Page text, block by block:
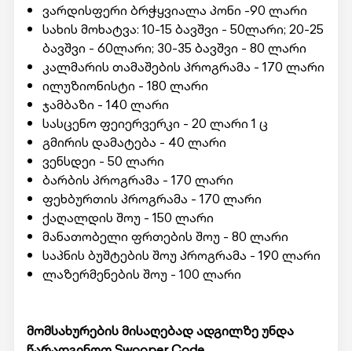
ვარდისფერი ბრჭყვიალა პონი -90 ლარი
სახის მოხატვა: 10-15 ბავშვი - 50ლარი; 20-25
ბავშვი - 60ლარი; 30-35 ბავშვი - 80 ლარი
კალმარის თამაშების პროგრამა - 170 ლარი
ილუზიონისტი - 180 ლარი
ჯამბაზი - 140 ლარი
სასცენო ფეიერვერკი - 20 ლარი 1 ც
გმირის დამატება - 40 ლარი
ვენსდეი - 50 ლარი
ბარბის პროგრამა - 170 ლარი
ფეხბურთის პროგრამა - 170 ლარი
ქაღალდის შოუ - 150 ლარი
მანათობელი ფრთების შოუ - 80 ლარი
საპნის ბუშტების შოუ პროგრამა - 190 ლარი
ლაზერმენების შოუ - 100 ლარი
მომსახურების მისაღებად ადგილზე უნდა